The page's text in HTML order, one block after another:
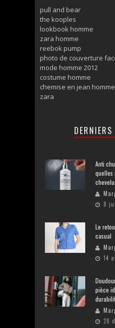
pull and bear
the kooples
lookbook homme
zara homme
reebok pump
photo de couverture
mode homme 2012
costume homme
chemise en jean homme
zara
Anti
quelles
8
Le
casual
14
pièce
28